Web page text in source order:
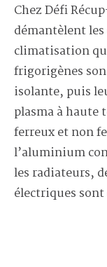
Chez Défi
démantèlent
climatisation
frigorigènes
isolante, puis
plasma à haute
ferreux et non
l’aluminium
les radiateurs,
électriques